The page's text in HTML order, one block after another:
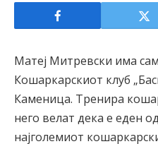
Матеј Митревски има
Кошаркарскиот клуб
Каменица. Тренира
него велат дека е еден
најголемиот